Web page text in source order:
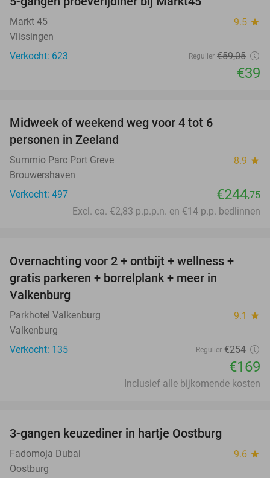
Markt 45 9.5 star
Vlissingen
Verkocht: 623
Regulier €59,05
€39
Midweek of weekend weg voor 4 tot 6
personen in Zeeland
Summio Parc Port Greve 8.9 star
Brouwershaven
Verkocht: 497
€244,75
Excl. ca. €2,83 p.p.p.n. en €14 p.p. bedlinnen
33%
Overnachting voor 2 + ontbijt + wellness +
gratis parkeren + borrelplank + meer in
Valkenburg
Parkhotel Valkenburg 9.1 star
Valkenburg
Verkocht: 135
Regulier €254
€169
Inclusief alle bijkomende kosten
3-gangen keuzediner in hartje Oostburg
Fadomoja Dubai 9.6 star
Oostburg